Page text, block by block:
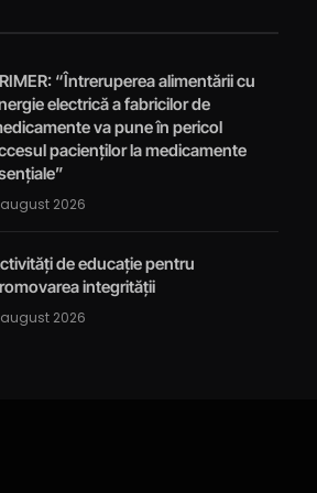
“Întreruperea alimentării cu
electrică a fabricilor de
va pune în pericol
pacienților la medicamente
2026
de educație pentru
integrității
2026